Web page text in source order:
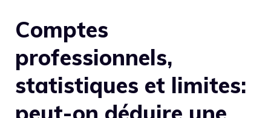
Comptes
professionnels,
statistiques et limites: